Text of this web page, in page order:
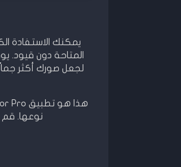
المتاحة دون قيود.
لجعل صورك أكثر
نوعها. قم